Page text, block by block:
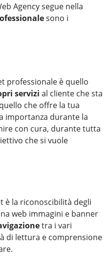
Agency segue nella
sono i
professionale è quello
servizi al cliente che sta
che offre la tua
importanza durante la
con cura, durante tutta
che si vuole
è la riconoscibilità degli
web immagini e banner
tra i vari
di lettura e comprensione